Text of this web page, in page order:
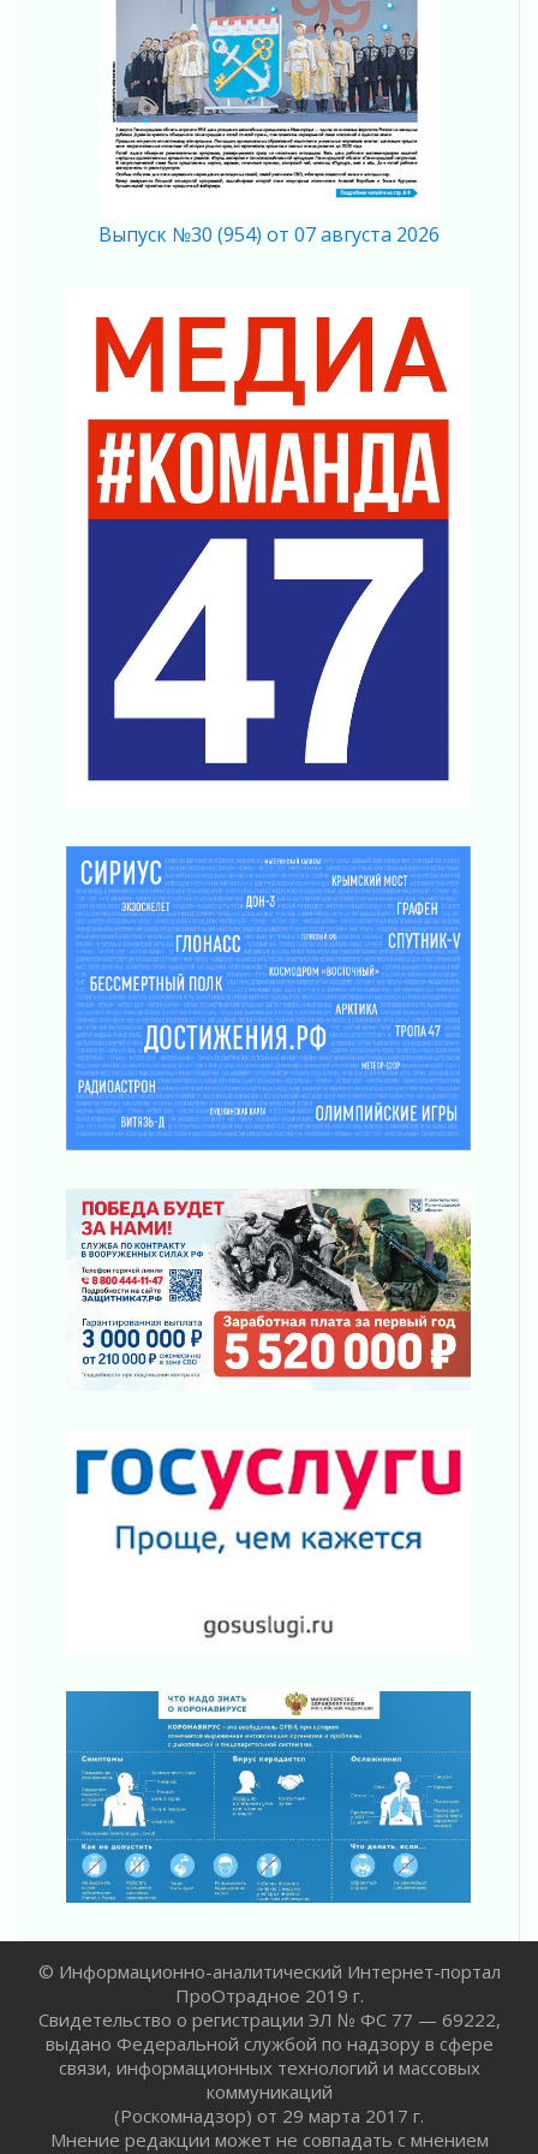
Вниманию автомобилистов!
04 августа 2026
Память, сталь и музыка
04 августа 2026
Регион готовится к выборам
04 августа 2026
Никакого принуждения, только письменное
04 августа 2026
Важная информация
04 августа 2026
Что делать со сбережениями
04 августа 2026
Награды нашли строителей
03 августа 2026
Ленобласть повышает производительность
Поддержка волонтерских объединений
03 августа 2026
Ладожский мост полностью закроют на два
Музеи Ленобласти обновляют пространства
Новая площадка: 2027
Часть медиков в Ленобласти сможет
рассчитывать на доплату от региона
03 августа 2026
За сутки в Ленинградской области
ликвидировали 10 пожаров
03 августа 2026
Клюква наливается, но в корзинку пока не
просится
03 августа 2026
Строительные компании Ленобласти
подняли зарплаты почти на 40% за год
03 августа 2026
Ленинградской области
03 августа 2026
Уроки безопасности для детей и взрослых
03 августа 2026
Ленобласть отмечает День Воздушно-
десантных войск
02 августа 2026
Ленобласть отметила заслуги жителей перед
регионом и страной
02 августа 2026
Ладога — не пруд
02 августа 2026
Ленинградской области о неоплаченных
Пропавшего подростка нашли в Кировском
районе Ленобласти
Жителям Ленобласти напомнили, как
действовать при укусе клеща
02 августа 2026
В Ивангороде назвали новых почетных
граждан Ленинградской области
02 августа 2026
Готовность №1
02 августа 2026
Километровые столбы «Дороги жизни»
отправили на реставрацию
02 августа 2026
Ленобласть внедрила передовую подготовку
операторов БПЛА
02 августа 2026
Выпуск №30 (954) от 07 августа 2026
© Информационно-аналитический Интернет-портал
ПроОтрадное 2019 г.
Свидетельство о регистрации ЭЛ № ФС 77 — 69222,
выдано Федеральной службой по надзору в сфере
связи, информационных технологий и массовых
коммуникаций
(Роскомнадзор) от 29 марта 2017 г.
Мнение редакции может не совпадать с мнением